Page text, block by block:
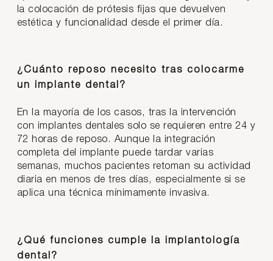
la colocación de prótesis fijas que devuelven
estética y funcionalidad desde el primer día.
¿Cuánto reposo necesito tras colocarme
un implante dental?
En la mayoría de los casos, tras la intervención
con implantes dentales solo se requieren entre 24 y
72 horas de reposo. Aunque la integración
completa del implante puede tardar varias
semanas, muchos pacientes retoman su actividad
diaria en menos de tres días, especialmente si se
aplica una técnica mínimamente invasiva.
¿Qué funciones cumple la implantología
dental?